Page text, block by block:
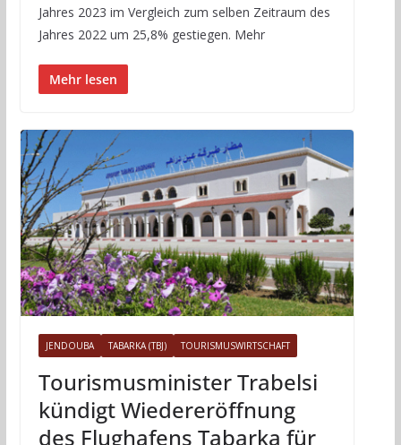
Jahres 2023 im Vergleich zum selben Zeitraum des
Jahres 2022 um 25,8% gestiegen. Mehr
Mehr lesen
JENDOUBA TABARKA (TBJ) TOURISMUSWIRTSCHAFT
Tourismusminister Trabelsi
kündigt Wiedereröffnung
des Flughafens Tabarka für